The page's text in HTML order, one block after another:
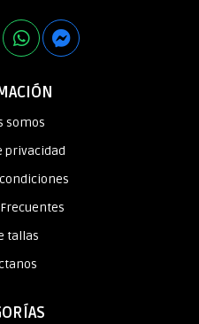
somos
privacidad
tallas